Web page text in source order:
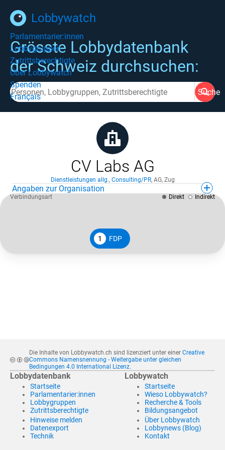
Lobbywatch
Parlamentarier:innen
Lobbygruppen
Zutrittsberechtigte
Über Lobbywatch
Spenden
Français
Grösste Lobbydatenbank
der Schweiz durchsuchen:
Suche
CV Labs AG
Dienstleistungen allg., Consulting/PR, AG, Zug
Angaben zur Organisation
1 FDP
Verbindungsart Direkt Indirekt
Die Inhalte von Lobbywatch.ch sind lizenziert unter einer Creative
Commons Namensnennung - Weitergabe unter gleichen
Bedingungen 4.0 International Lizenz.
Lobbydatenbank
Startseite
Parlamentarier:innen
Lobbygruppen
Zutrittsberechtigte
Hinweise melden
Datenexport
Technik
Lobbywatch
Startseite
Wieso Lobbywatch?
Recherche & Tools
Bildungsangebot
Über Lobbywatch
Lobbynews (Blog)
Kontakt